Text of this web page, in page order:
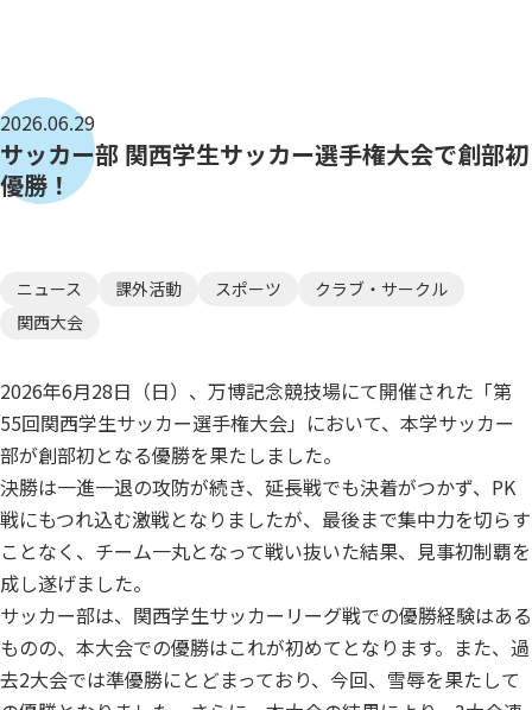
2026.06.29
サッカー部 関西学生サッカー選手権大会で創部初
優勝！
ニュース 課外活動 スポーツ
クラブ・サークル
関西大会
2026年6月28日（日）、万博記念競技場にて開催された「第
55回関西学生サッカー選手権大会」において、本学サッカー
部が創部初となる優勝を果たしました。
決勝は一進一退の攻防が続き、延長戦でも決着がつかず、PK
戦にもつれ込む激戦となりましたが、最後まで集中力を切らす
ことなく、チーム一丸となって戦い抜いた結果、見事初制覇を
成し遂げました。
サッカー部は、関西学生サッカーリーグ戦での優勝経験はある
ものの、本大会での優勝はこれが初めてとなります。また、過
去2大会では準優勝にとどまっており、今回、雪辱を果たして